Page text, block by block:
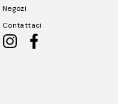
Negozi
Contattaci